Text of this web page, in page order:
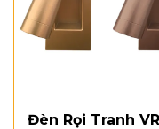
Đèn Rọi Tranh